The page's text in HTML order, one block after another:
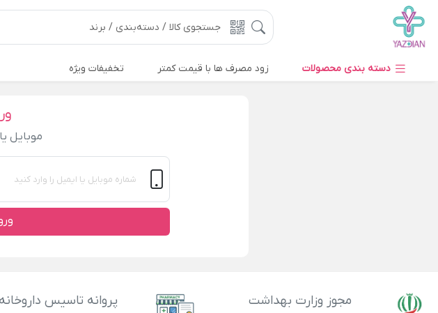
دسته بندی محصولات زود مصرف ها با قیمت کمتر تخفیفات ویژه
موبایل
مجوز وزارت بهداشت پروانه تاسیس داروخانه